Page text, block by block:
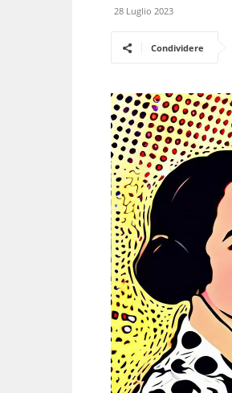
28 Luglio 2023
Condividere